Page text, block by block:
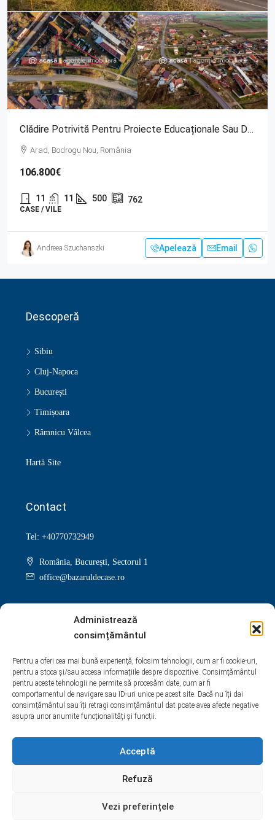
Administrează
consimțământul
Pentru a oferi cea mai bună experiență, folosim tehnologii, cum ar fi cookie-uri,
pentru a stoca și/sau accesa informațiile despre dispozitive. Consimțământul
pentru aceste tehnologii ne permite să procesăm date, cum ar fi
comportamentul de navigare sau ID-uri unice pe acest site. Dacă nu îți dai
consimțământul sau îți retragi consimțământul dat poate avea afecte negative
asupra unor anumite funcționalități și funcții.
Acceptă
Refuză
Vezi preferințele
Clădire Potrivită Pentru Proiecte Educaționale Sau De Îngrijire
Arad, Bodrogu Nou, România
106.800€
11 11 500 762
CASE / VILE
Andreea Szuchanszki Apelează Email
Descoperă
Sibiu
Cluj-Napoca
București
Timișoara
Râmnicu Vâlcea
Hartă Site
Contact
Tel: +40770732949
România, București, Sectorul 1
office@bazaruldecase.ro
Facebook Instagram Linkedin
Google + Youtube Pinterest Yelp
WhatsApp